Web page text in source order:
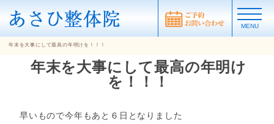
MENU
年末を大事にして最高の年明けを！！！
年末を大事にして最高の年明け
を！！！
早いもので今年もあと６日となりました